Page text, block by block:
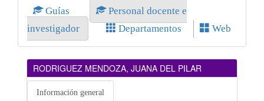
Guías
Personal docente e
investigador
Departamentos Web
RODRIGUEZ MENDOZA, JUANA DEL PILAR
Información general